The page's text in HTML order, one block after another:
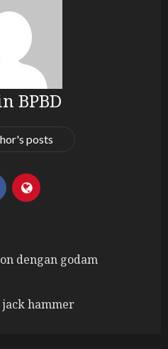
BPBD
posts
dengan godam
jack hammer